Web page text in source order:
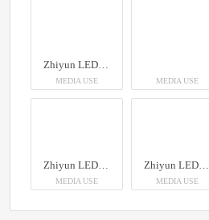
Zhiyun LED Molus X60
MEDIA USE MEDIA USE
Zhiyun LED Molus X60
MEDIA USE
Zhiyun LED Molus X60
MEDIA USE